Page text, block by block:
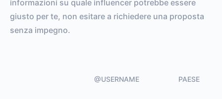
informazioni su quale influencer potrebbe essere
giusto per te, non esitare a richiedere una proposta
senza impegno.
@USERNAME PAESE